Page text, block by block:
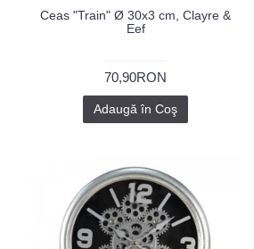
Ceas "Train" Ø 30x3 cm, Clayre &
Eef
70,90RON
Adaugă în Coş